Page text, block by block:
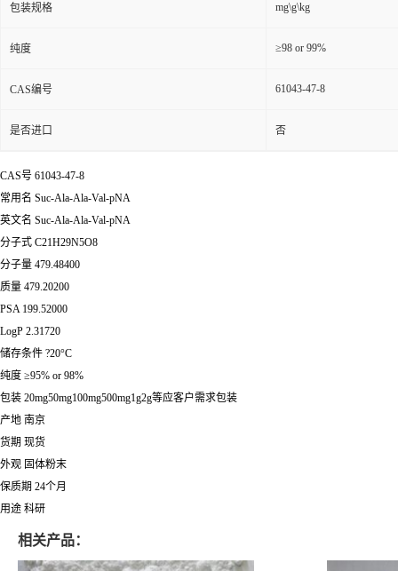
包装规格 mg\g\kg
纯度 ≥98 or 99%
CAS编号 61043-47-8
是否进口 否
CAS号 61043-47-8
常用名 Suc-Ala-Ala-Val-pNA
英文名 Suc-Ala-Ala-Val-pNA
分子式 C21H29N5O8
分子量 479.48400
质量 479.20200
PSA 199.52000
LogP 2.31720
储存条件 ?20°C
纯度 ≥95% or 98%
包装 20mg50mg100mg500mg1g2g等应客户需求包装
产地 南京
货期 现货
外观 固体粉末
保质期 24个月
用途 科研
相关产品：